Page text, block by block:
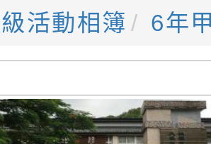
題」、「青少
、「親密關係
「祖孫樂淘桃
動」海報
暨落實保護青
園市政府LED
LCD託播影片
園市政府家庭
源資訊
園市政府LED
LCD託播影（
關身心障礙者
活動相簿 6年